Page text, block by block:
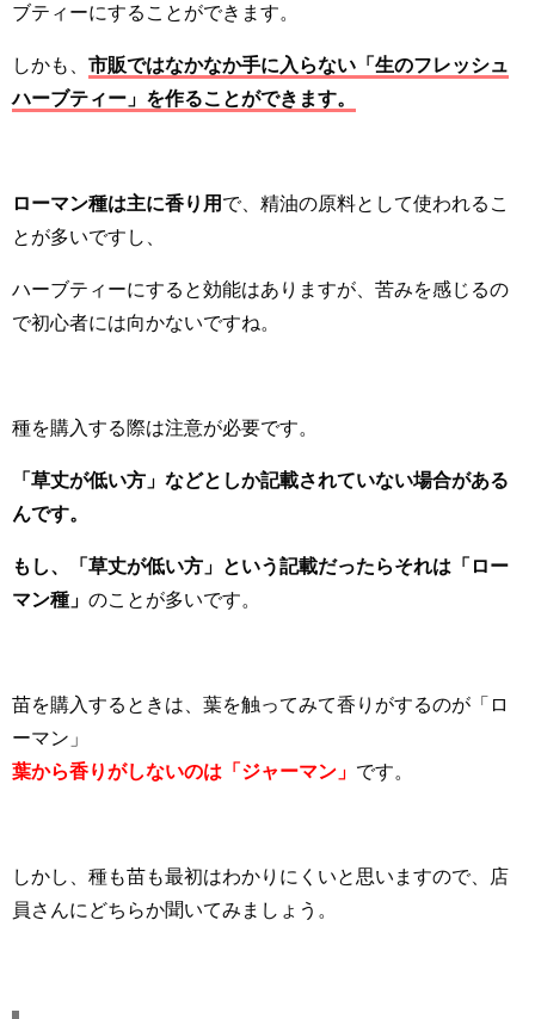
ブティーにすることができます。
しかも、 市販ではなかなか手に入らない「生のフレッシュ
ハーブティー」を作ることができます。
ローマン種は主に香り用 で、精油の原料として使われるこ
とが多いですし、
ハーブティーにすると効能はありますが、苦みを感じるの
で初心者には向かないですね。
種を購入する際は注意が必要です。
「草丈が低い方」などとしか記載されていない場合がある
んです。
もし、「草丈が低い方」という記載だったらそれは「ロー
マン種」 のことが多いです。
苗を購入するときは、葉を触ってみて香りがするのが「ロ
ーマン」
葉から香りがしないのは「ジャーマン」 です。
しかし、種も苗も最初はわかりにくいと思いますので、店
員さんにどちらか聞いてみましょう。